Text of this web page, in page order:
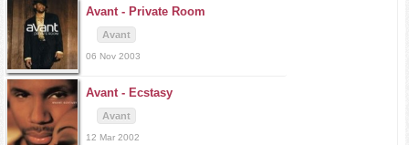
Avant - Private Room
Avant
06 Nov 2003
Avant - Ecstasy
Avant
12 Mar 2002